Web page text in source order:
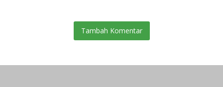
Tambah Komentar